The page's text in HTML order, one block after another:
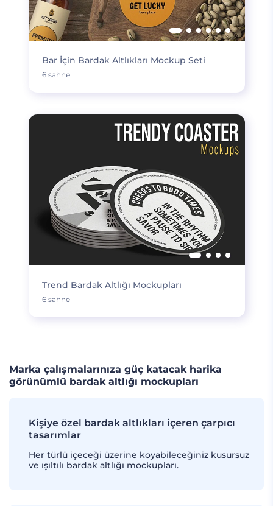
Bar İçin Bardak Altlıkları Mockup Seti
6 sahne
Trend Bardak Altlığı Mockupları
6 sahne
Marka çalışmalarınıza güç katacak harika
görünümlü bardak altlığı mockupları
Kişiye özel bardak altlıkları içeren çarpıcı
tasarımlar
Her türlü içeceği üzerine koyabileceğiniz kusursuz
ve ışıltılı bardak altlığı mockupları.